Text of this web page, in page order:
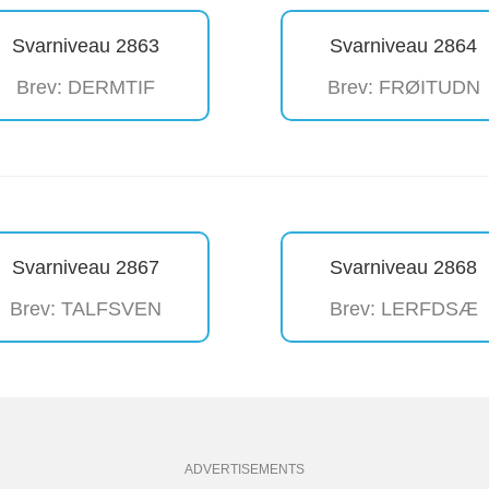
Svarniveau 2863
Brev: DERMTIF
Svarniveau 2864
Brev: FRØITUDN
Svarniveau 2867
Brev: TALFSVEN
Svarniveau 2868
Brev: LERFDSÆ
ADVERTISEMENTS